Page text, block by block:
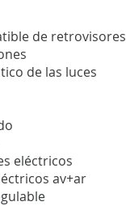
de retrovisores
de las luces
eléctricos
av+ar